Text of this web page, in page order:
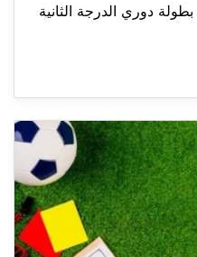
بطولة دوري الدرجة الثانية